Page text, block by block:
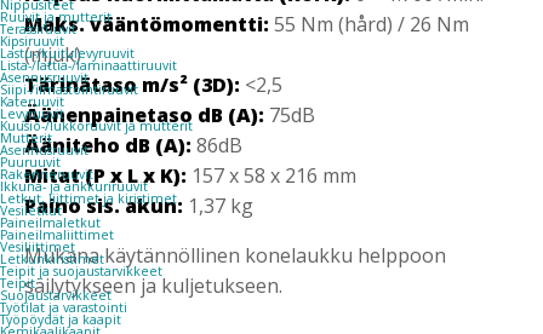
Nippusiteet
Ruuvit ja mutterit
Terassiruuvit
Kipsiruuvit
Lastu-/kuitulevyruuvit
Lista-/lattia-/laminaattiruuvit
Asennusruuvit
Siipi-/ilmastointiruuvit
Kateruuvit
Levyruuvit
Kuusio-/lukkoruuvit ja mutterit
Mutterit
Asennusruuvit
Puuruuvit
Rakenneruuvit
Ikkuna- ja ankkuriruuvit
Letkut, liittimet ja kiristimet
Vesiletkut
Paineilmaletkut
Paineilmaliittimet
Vesiliittimet
Letkunkiristimet
Teipit ja suojaustarvikkeet
Teipit
Suojaustarvikkeet
Työtilat ja varastointi
Työpöydät ja kaapit
Maks. vääntömomentti: 55 Nm (hård) / 26 Nm
(mjuk)
Tärinätaso m/s² (3D): <2,5
Äänenpainetaso dB (A): 75dB
Ääniteho dB (A): 86dB
Mitat (P x L x K): 157 x 58 x 216 mm
Paino sis. akun: 1,37 kg
Mukana käytännöllinen konelaukku helppoon
säilytykseen ja kuljetukseen.